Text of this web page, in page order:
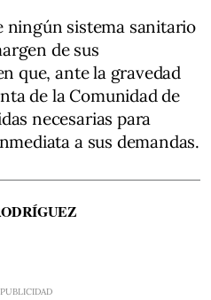
ningún sistema sanitario
de sus
que, ante la gravedad
de la Comunidad de
necesarias para
a sus demandas.